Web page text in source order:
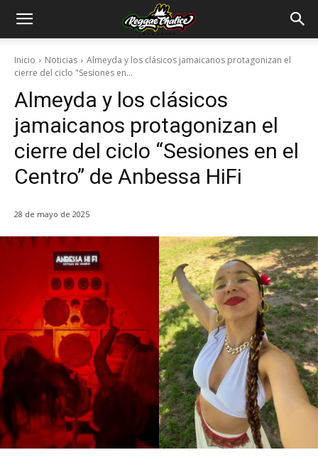
Inicio Noticias
Almeyda y los clásicos jamaicanos protagonizan el
cierre del ciclo "Sesiones en...
Almeyda y los clásicos
jamaicanos protagonizan el
cierre del ciclo “Sesiones en el
Centro” de Anbessa HiFi
28 de mayo de 2025